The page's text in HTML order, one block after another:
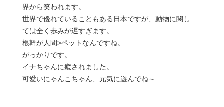
界から笑われます。
世界で優れていることもある日本ですが、動物に関し
ては全く歩みが遅すぎます。
根幹が人間>ペットなんですね。
がっかりです。
イナちゃんに癒されました。
可愛いにゃんこちゃん、元気に遊んでね～